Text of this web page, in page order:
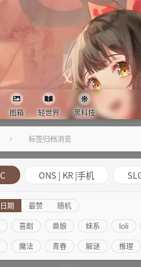
图箱 轻世界 黑科技
标签归档浏览
ONS | KR |手机
日期 最赞
随机
喜剧 兽娘 妹系
loli
魔法 青春 解谜 推理